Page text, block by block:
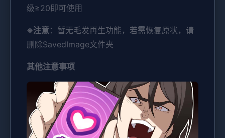
级≥20即可使用
※注意：暂无毛发再生功能，若需恢复原状，请
删除SavedImage文件夹
其他注意事项